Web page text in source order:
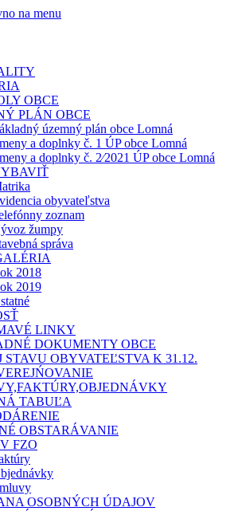
na menu
OBCE
PLÁN OBCE
územný plán obce Lomná
a doplnky č. 1 ÚP obce Lomná
a doplnky č. 2⁄2021 ÚP obce Lomná
obyvateľstva
zoznam
žumpy
správa
2018
2019
LINKY
DOKUMENTY OBCE
STAVU OBYVATEĽSTVA K 31.12.
TABUĽA
OBSTARÁVANIE
FZO
OSOBNÝCH ÚDAJOV